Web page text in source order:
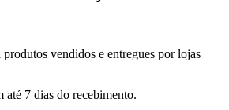
vendidos e entregues por lojas
7 dias do recebimento.